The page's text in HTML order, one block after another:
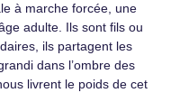
à marche forcée, une
adulte. Ils sont fils ou
ils partagent les
dans l’ombre des
livrent le poids de cet